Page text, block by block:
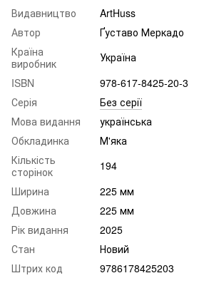
Видавництво
ArtHuss
Автор
Ґуставо Меркадо
Країна
виробник
Україна
ISBN
978-617-8425-20-3
Серія
Без серії
Мова видання
українська
Обкладинка
М'яка
Кількість
сторінок
194
Ширина
225 мм
Довжина
225 мм
Рік видання
2025
Стан
Новий
Штрих код
9786178425203